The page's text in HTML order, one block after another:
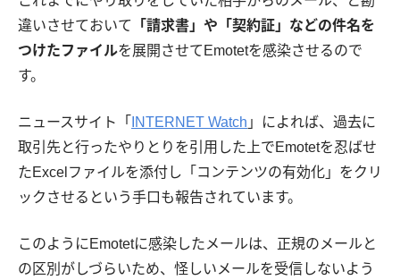
違いさせておいて
「請求書」や「契約証」などの件名を
つけたファイルを展開させてEmotetを感染させるので
す。
ニュースサイト「 INTERNET Watch 」によれば、過去に
取引先と行ったやりとりを引用した上でEmotetを忍ばせ
たExcelファイルを添付し「コンテンツの有効化」をクリ
ックさせるという手口も報告されています。
このようにEmotetに感染したメールは、正規のメールと
の区別がしづらいため、怪しいメールを受信しないよう